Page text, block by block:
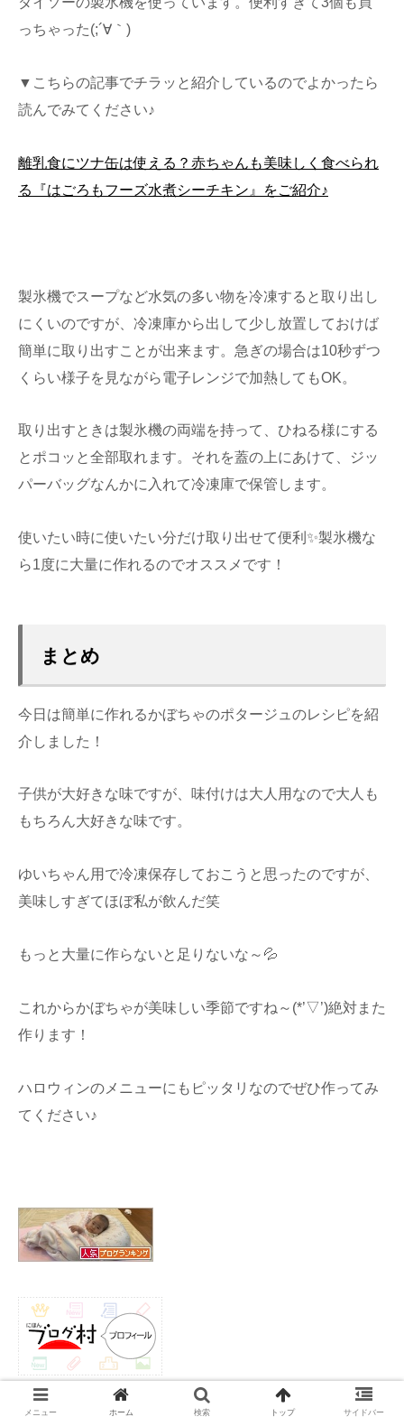
っちゃった(;´∀｀)
▼こちらの記事でチラッと紹介しているのでよかったら
読んでみてください♪
離乳食にツナ缶は使える？赤ちゃんも美味しく食べられ
る『はごろもフーズ水煮シーチキン』をご紹介♪
製氷機でスープなど水気の多い物を冷凍すると取り出し
にくいのですが、冷凍庫から出して少し放置しておけば
簡単に取り出すことが出来ます。急ぎの場合は10秒ずつ
くらい様子を見ながら電子レンジで加熱してもOK。
取り出すときは製氷機の両端を持って、ひねる様にする
とポコッと全部取れます。それを蓋の上にあけて、ジッ
パーバッグなんかに入れて冷凍庫で保管します。
使いたい時に使いたい分だけ取り出せて便利✨製氷機な
ら1度に大量に作れるのでオススメです！
まとめ
今日は簡単に作れるかぼちゃのポタージュのレシピを紹
介しました！
子供が大好きな味ですが、味付けは大人用なので大人も
もちろん大好きな味です。
ゆいちゃん用で冷凍保存しておこうと思ったのですが、
美味しすぎてほぼ私が飲んだ笑
もっと大量に作らないと足りないな～💦
これからかぼちゃが美味しい季節ですね～(*’▽’)絶対また
作ります！
ハロウィンのメニューにもピッタリなのでぜひ作ってみ
てください♪
メニュー ホーム 検索 トップ サイドバー